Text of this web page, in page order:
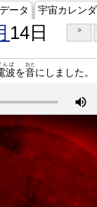
ータ 宇宙カレン
14日 >
波
んぱ
を音
おと
にしました。